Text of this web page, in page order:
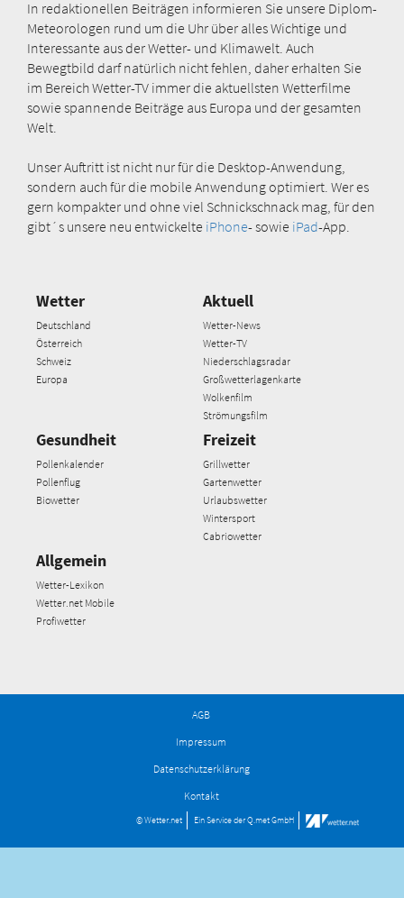
In redaktionellen Beiträgen informieren Sie unsere Diplom-
Meteorologen rund um die Uhr über alles Wichtige und
Interessante aus der Wetter- und Klimawelt. Auch
Bewegtbild darf natürlich nicht fehlen, daher erhalten Sie
im Bereich Wetter-TV immer die aktuellsten Wetterfilme
sowie spannende Beiträge aus Europa und der gesamten
Welt.
Unser Auftritt ist nicht nur für die Desktop-Anwendung,
sondern auch für die mobile Anwendung optimiert. Wer es
gern kompakter und ohne viel Schnickschnack mag, für den
gibt´s unsere neu entwickelte iPhone- sowie iPad-App.
Wetter
Deutschland
Österreich
Schweiz
Europa
Aktuell
Wetter-News
Wetter-TV
Niederschlagsradar
Großwetterlagenkarte
Wolkenfilm
Strömungsfilm
Gesundheit
Pollenkalender
Pollenflug
Biowetter
Freizeit
Grillwetter
Gartenwetter
Urlaubswetter
Wintersport
Cabriowetter
Allgemein
Wetter-Lexikon
Wetter.net Mobile
Profiwetter
AGB
Impressum
Datenschutzerklärung
Kontakt
© Wetter.net Ein Service derQ.met GmbH